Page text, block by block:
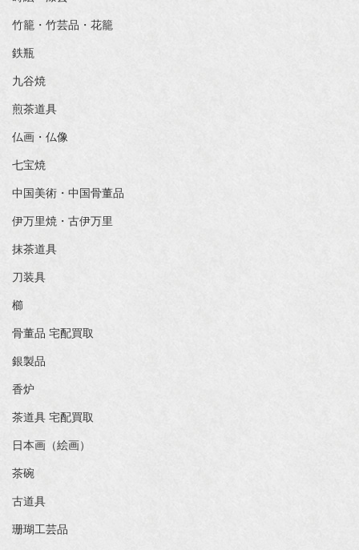
竹籠・竹芸品・花籠
鉄瓶
九谷焼
煎茶道具
仏画・仏像
七宝焼
中国美術・中国骨董品
伊万里焼・古伊万里
抹茶道具
刀装具
櫛
骨董品 宅配買取
銀製品
香炉
茶道具 宅配買取
日本画（絵画）
茶碗
古道具
珊瑚工芸品